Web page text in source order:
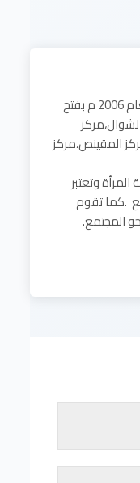
تم تأسيس كلية تنمية المجتمع في العام 2006 م بفتح
المقينص،مركز
وتعتبر
.كما تقوم
المجتمع.
تم تأسيس كلية تنمية المجتمع في العام 2006